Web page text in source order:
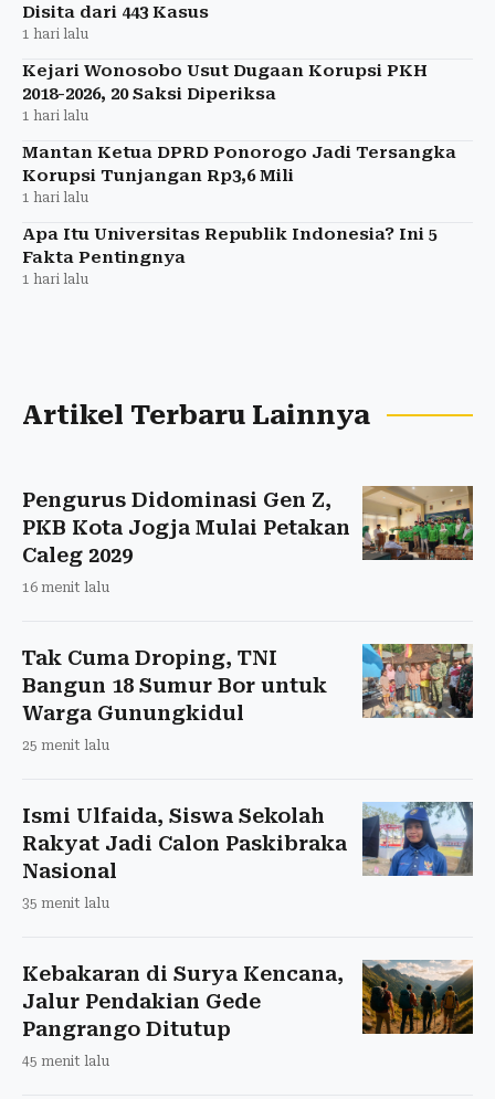
Disita dari 443 Kasus
1 hari lalu
Kejari Wonosobo Usut Dugaan Korupsi PKH
2018-2026, 20 Saksi Diperiksa
1 hari lalu
Mantan Ketua DPRD Ponorogo Jadi Tersangka
Korupsi Tunjangan Rp3,6 Mili
1 hari lalu
Apa Itu Universitas Republik Indonesia? Ini 5
Fakta Pentingnya
1 hari lalu
Artikel Terbaru Lainnya
Pengurus Didominasi Gen Z,
PKB Kota Jogja Mulai Petakan
Caleg 2029
16 menit lalu
Tak Cuma Droping, TNI
Bangun 18 Sumur Bor untuk
Warga Gunungkidul
25 menit lalu
Ismi Ulfaida, Siswa Sekolah
Rakyat Jadi Calon Paskibraka
Nasional
35 menit lalu
Kebakaran di Surya Kencana,
Jalur Pendakian Gede
Pangrango Ditutup
45 menit lalu